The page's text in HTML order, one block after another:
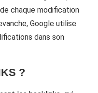
chaque modification
Google utilise
dans son
?